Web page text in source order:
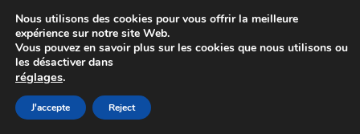
Colissimo livraison à partir de 7 EUR
Du lundi au vendredi de 9 h à 16 h
Aller
à
Aller
au
Nous utilisons des cookies pour vous offrir la meilleure
expérience sur notre site Web.
Vous pouvez en savoir plus sur les cookies que nous utilisons ou
les désactiver dans
réglages.
J'accepte Reject